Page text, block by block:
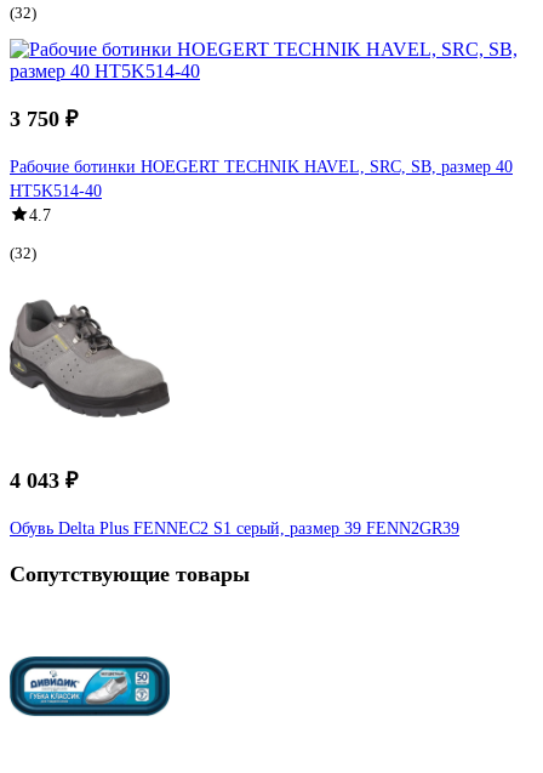
(32)
3 750 ₽
Рабочие ботинки HOEGERT TECHNIK HAVEL, SRC, SB, размер 40
HT5K514-40
4.7
(32)
4 043 ₽
Обувь Delta Plus FENNEC2 S1 серый, размер 39 FENN2GR39
Сопутствующие товары